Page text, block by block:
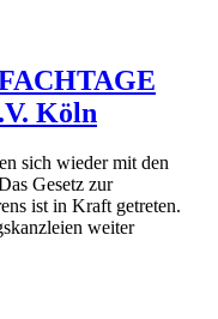
Köln
sich wieder mit den
Gesetz zur
ist in Kraft getreten.
weiter